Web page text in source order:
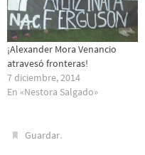
¡Alexander Mora Venancio
atravesó fronteras!
7 diciembre, 2014
En «Nestora Salgado»
Guardar.